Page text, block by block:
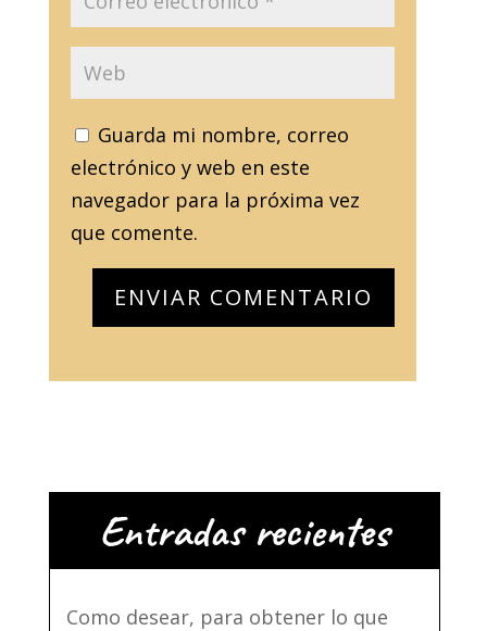
Guarda mi nombre, correo
electrónico y web en este
navegador para la próxima vez
que comente.
Entradas recientes
Como desear, para obtener lo que